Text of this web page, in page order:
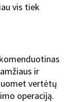
vis tiek
ir
vertėtų
operaciją.